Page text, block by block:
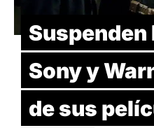
Suspenden
Sony y
de sus